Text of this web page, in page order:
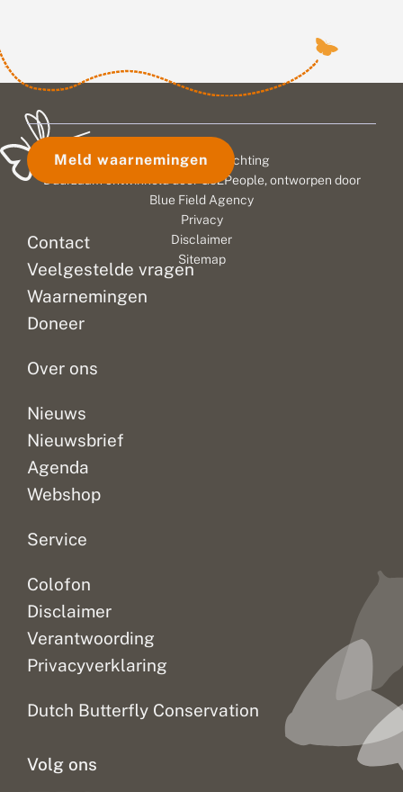
Contact
Veelgestelde vragen
Waarnemingen
Doneer
Over ons
Nieuws
Nieuwsbrief
Agenda
Webshop
Service
Colofon
Disclaimer
Verantwoording
Privacyverklaring
Dutch Butterfly Conservation
Volg ons
Meld waarnemingen
© 2026 Vlinderstichting
Duurzaam ontwikkeld door
Go2People, ontworpen door
Blue Field Agency
Privacy
Disclaimer
Sitemap